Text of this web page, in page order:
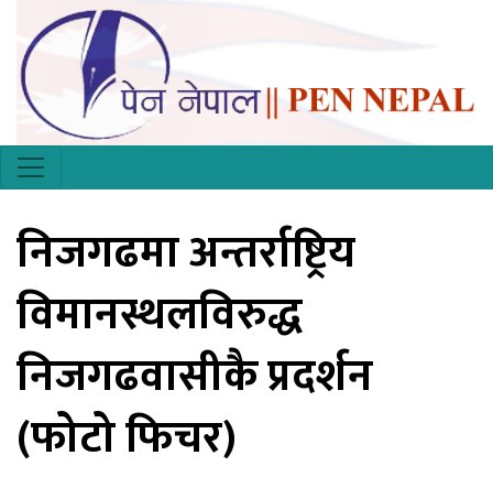
निजगढमा अन्तर्राष्ट्रिय
विमानस्थलविरुद्ध
निजगढवासीकै प्रदर्शन
(फोटो फिचर)